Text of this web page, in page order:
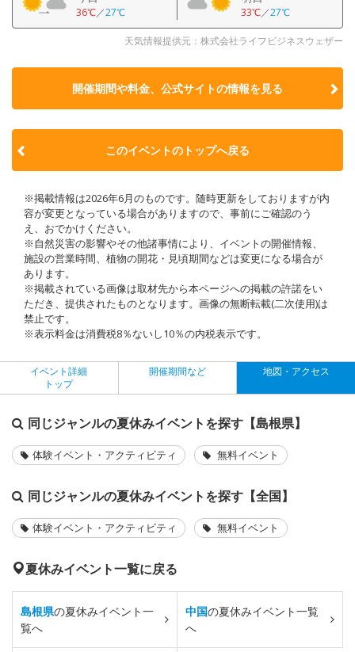
36℃／27℃ 33℃／27℃
天気情報提供元：株式会社ライフビジネスウェザー
開催期間や料金、公式サイトの情報を見る
このイベントのトップへ戻る
※掲載情報は2026年6月のものです。随時更新をしておりますが内
容が変更となっている場合がありますので、事前にご確認のう
え、おでかけください。
※自然災害の影響やその他諸事情により、イベントの開催情報、
施設の営業時間、植物の開花・見頃期間などは変更になる場合が
あります。
※掲載されている画像は取材先から本ページへの掲載の許諾をい
ただき、提供されたものとなります。画像の無断転載(二次使用)は
禁止です。
※表示料金は消費税8％ないし10％の内税表示です。
イベント詳細
トップ
開催期間など 地図・アクセス
同じジャンルの夏休みイベントを探す【島根県】
体験イベント・アクティビティ 無料イベント
同じジャンルの夏休みイベントを探す【全国】
体験イベント・アクティビティ 無料イベント
夏休みイベント一覧に戻る
島根県の夏休みイベント一
覧へ
中国の夏休みイベント一覧
へ